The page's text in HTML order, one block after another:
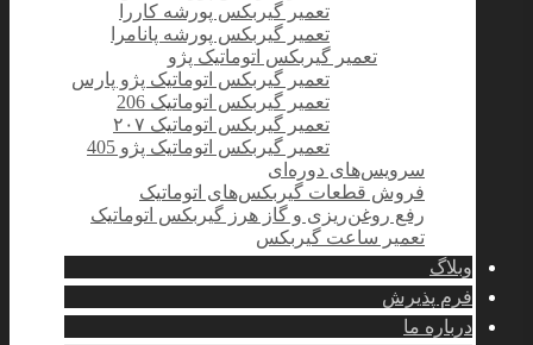
تعمیر گیربکس پورشه کاررا
تعمیر گیربکس پورشه پانامرا
تعمیر گیربکس اتوماتیک پژو
تعمیر گیربکس اتوماتیک پژو پارس
تعمیر گیربکس اتوماتیک 206
تعمیر گیربکس اتوماتیک ۲۰۷
تعمیر گیربکس اتوماتیک پژو 405
سرویس‌های دوره‌ای
فروش قطعات گیربکس‌های اتوماتیک
رفع روغن‌ریزی و گاز هرز گیربکس اتوماتیک
تعمیر ساعت گیربکس
وبلاگ
فرم پذیرش
درباره ما